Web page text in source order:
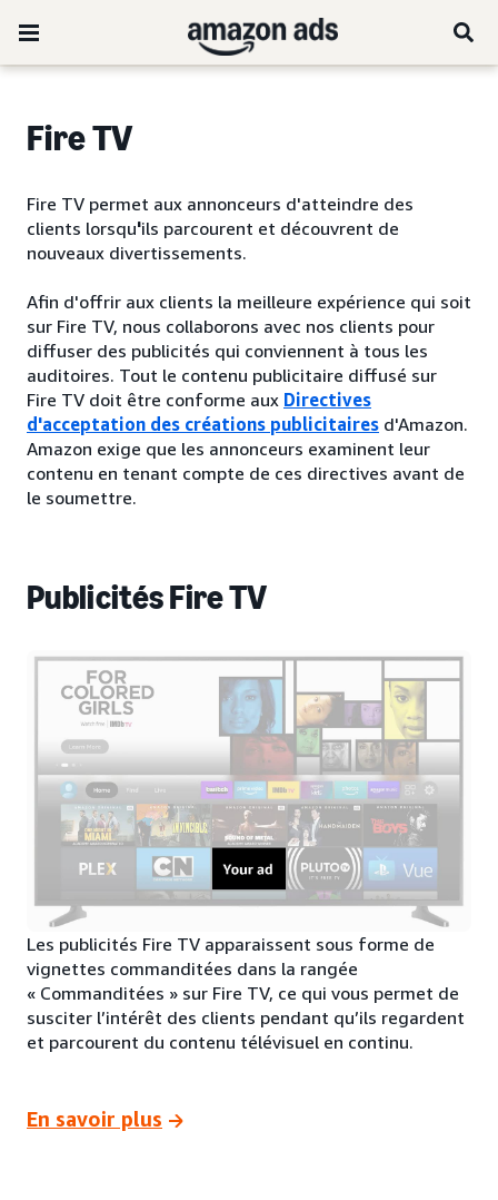
Fire TV
Fire TV permet aux annonceurs d'atteindre des
clients lorsqu'ils parcourent et découvrent de
nouveaux divertissements.
Afin d'offrir aux clients la meilleure expérience qui soit
sur Fire TV, nous collaborons avec nos clients pour
diffuser des publicités qui conviennent à tous les
auditoires. Tout le contenu publicitaire diffusé sur
Fire TV doit être conforme aux Directives
d'acceptation des créations publicitaires d'Amazon.
Amazon exige que les annonceurs examinent leur
contenu en tenant compte de ces directives avant de
le soumettre.
Publicités Fire TV
Les publicités Fire TV apparaissent sous forme de
vignettes commanditées dans la rangée
« Commanditées » sur Fire TV, ce qui vous permet de
susciter l’intérêt des clients pendant qu’ils regardent
et parcourent du contenu télévisuel en continu.
En savoir plus